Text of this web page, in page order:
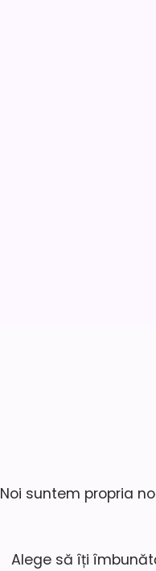
Noi suntem propria
Alege să îți